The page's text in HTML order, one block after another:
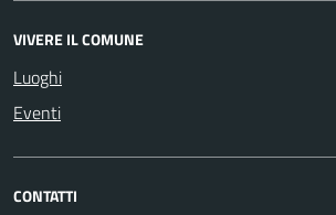
VIVERE IL COMUNE
Luoghi
Eventi
CONTATTI